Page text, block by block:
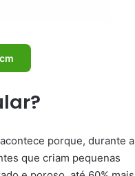
porque, durante a
que criam pequenas